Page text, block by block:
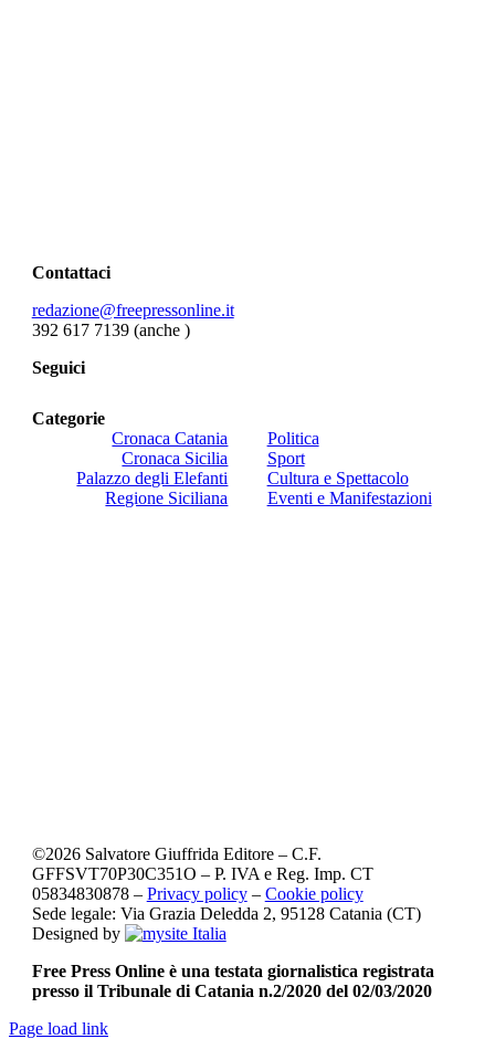
Contattaci
redazione@freepressonline.it
392 617 7139 (anche )
Seguici
Categorie
Cronaca Catania
Cronaca Sicilia
Palazzo degli Elefanti
Regione Siciliana
Politica
Sport
Cultura e Spettacolo
Eventi e Manifestazioni
©2026Salvatore Giuffrida Editore – C.F.
GFFSVT70P30C351O – P. IVA e Reg. Imp. CT
05834830878 – Privacy policy– Cookie policy
Sede legale: Via Grazia Deledda 2, 95128 Catania (CT)
Designed by
Free Press Online è una testata giornalistica registrata
presso il Tribunale di Catania n.2/2020 del 02/03/2020
Page load link